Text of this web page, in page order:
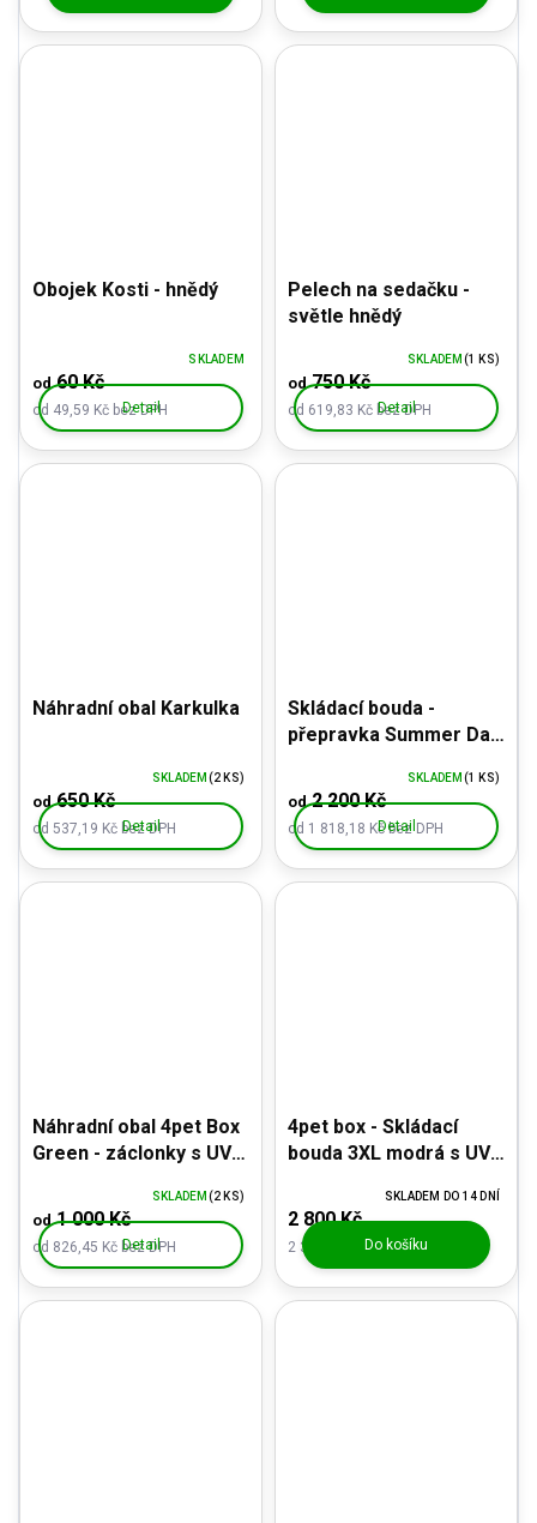
Obojek Kosti - hnědý
od 49,59 Kč bez DPH
od60 Kč
SKLADEM
Detail
Pelech na sedačku -
světle hnědý
od 619,83 Kč bez DPH
od750 Kč
SKLADEM (1 KS)
Detail
Náhradní obal Karkulka
od 537,19 Kč bez DPH
od650 Kč
SKLADEM (2 KS)
Detail
Skládací bouda -
přepravka Summer Day
od 1 818,18 Kč bez DPH
od2 200 Kč
SKLADEM (1 KS)
Detail
Náhradní obal 4pet Box
Green - záclonky s UV
od 826,45 Kč bez DPH
od1 000 Kč
SKLADEM (2 KS)
Detail
4pet box - Skládací
bouda 3XL modrá s UV
2 314,05 Kč bez DPH
2 800 Kč
SKLADEM DO 14 DNÍ
Do košíku